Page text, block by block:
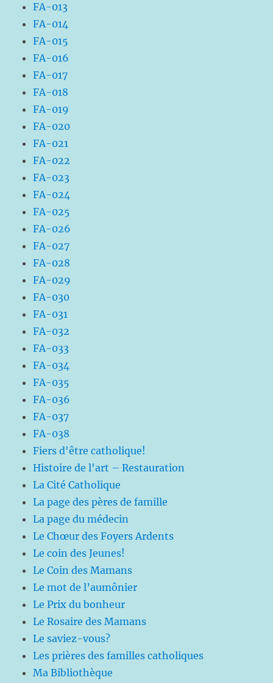
FA-013
FA-014
FA-015
FA-016
FA-017
FA-018
FA-019
FA-020
FA-021
FA-022
FA-023
FA-024
FA-025
FA-026
FA-027
FA-028
FA-029
FA-030
FA-031
FA-032
FA-033
FA-034
FA-035
FA-036
FA-037
FA-038
Fiers d'être catholique!
Histoire de l'art – Restauration
La Cité Catholique
La page des pères de famille
La page du médecin
Le Chœur des Foyers Ardents
Le coin des Jeunes!
Le Coin des Mamans
Le mot de l’aumônier
Le Prix du bonheur
Le Rosaire des Mamans
Le saviez-vous?
Les prières des familles catholiques
Ma Bibliothèque